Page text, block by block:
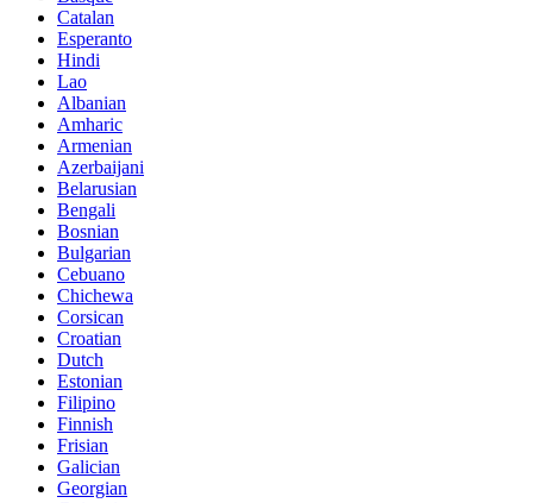
Catalan
Esperanto
Hindi
Lao
Albanian
Amharic
Armenian
Azerbaijani
Belarusian
Bengali
Bosnian
Bulgarian
Cebuano
Chichewa
Corsican
Croatian
Dutch
Estonian
Filipino
Finnish
Frisian
Galician
Georgian